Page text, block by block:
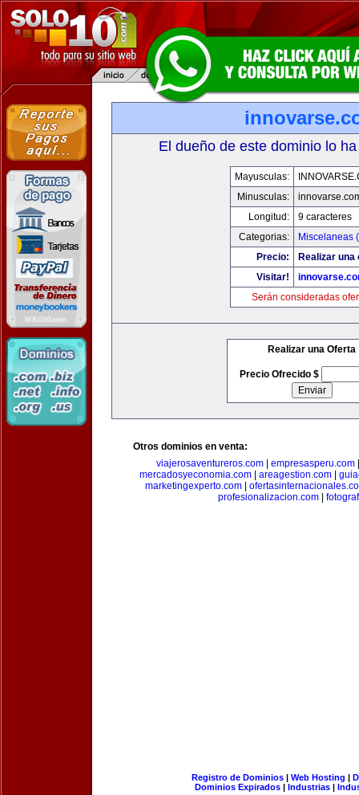
El dueño de este dominio lo
Mayusculas:
Minusculas:
Longitud:
9 caracteres
Categorias:
Miscelaneas
Precio:
Realizar una
Visitar!
Serán consideradas
Realizar una Oferta
Precio Ofrecido $
Otros dominios en venta:
viajerosaventureros.com| empresasperu.com
mercadosyeconomia.com
areagestion.com
marketingexperto.com
profesionalizacion.com|
Registro de Dominios| Web Hosting |
Dominios Expirados | Industrias |